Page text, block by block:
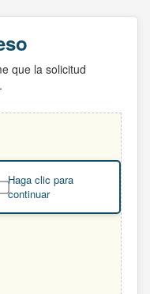
que la solicitud
Haga clic para
continuar